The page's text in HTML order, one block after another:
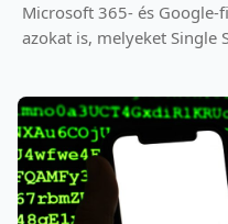
Microsoft 365- és Google-
azokat is, melyeket Single